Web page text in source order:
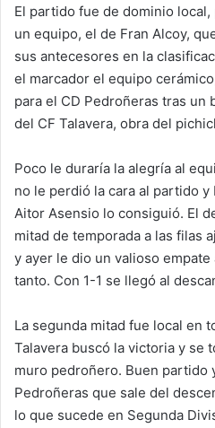
El partido fue de dominio
un equipo, el de Fran Alcoy,
sus antecesores en la
el marcador el equipo
para el CD Pedroñeras tras un
del CF Talavera, obra del
Poco le duraría la alegría al
no le perdió la cara al partido
Aitor Asensio lo consiguió. El
mitad de temporada a las filas
y ayer le dio un valioso
tanto. Con 1-1 se llegó al
La segunda mitad fue local en
Talavera buscó la victoria y se
muro pedroñero. Buen partido
Pedroñeras que sale del
lo que sucede en Segunda